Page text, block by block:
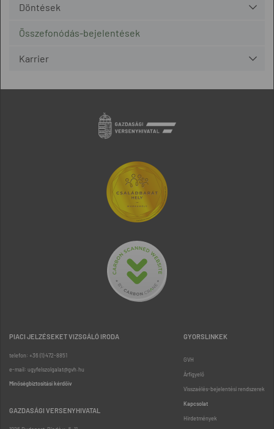
Döntések
Összefonódás-bejelentések
Karrier
PIACI JELZÉSEKET VIZSGÁLÓ IRODA
telefon: +36 (1) 472-8851
e-mail: ugyfelszolgalat@gvh.hu
Minőségbiztosítási kérdőív
GAZDASÁGI VERSENYHIVATAL
GYORSLINKEK
GVH
Árfigyelő
Visszaélés-bejelentési rendszerek
Kapcsolat
Hirdetmények